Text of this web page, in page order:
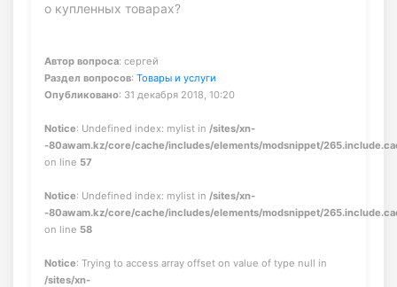
о купленных товарах?
Автор вопроса: сергей
Раздел вопросов: Товары и услуги
Опубликовано: 31 декабря 2018, 10:20
Notice: Undefined index: mylist in /sites/xn-
-80awam.kz/core/cache/includes/elements/modsnippet/
on line 57
Notice: Undefined index: mylist in /sites/xn-
-80awam.kz/core/cache/includes/elements/modsnippet/
on line 58
Notice: Trying to access array offset on value of type null in
/sites/xn-